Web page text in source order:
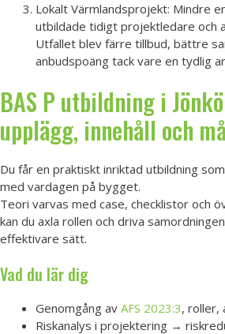
Lokalt Värmlandsprojekt: Mindre
utbildade tidigt projektledare och
Utfallet blev färre tillbud, bättre
anbudspoäng tack vare en tydlig
BAS P utbildning i
upplägg, innehåll och
Du får en praktiskt inriktad utbildning
med vardagen på bygget.
Teori varvas med case, checklistor och
kan du axla rollen och driva
effektivare sätt.
Vad du lär dig
Genomgång av AFS 2023:3, roller,
Riskanalys i projektering →